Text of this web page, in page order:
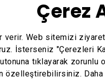
Çerez
Web sitemizi
İsterseniz "Çerezleri
tıklayarak
özelleştirebilirsiniz.